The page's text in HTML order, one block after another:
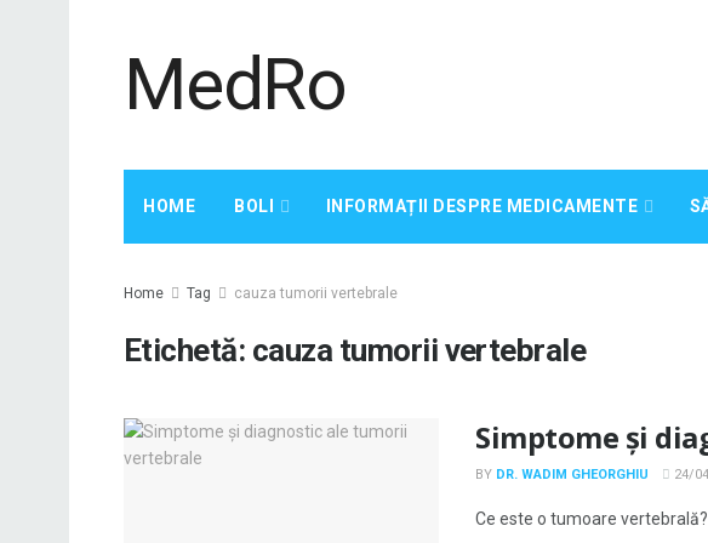
MedRo
HOME BOLI INFORMAȚII DESPRE MEDICAMENTE
Home Tag cauza tumorii vertebrale
Etichetă: cauza tumorii vertebrale
Simptome și
BY DR. WADIM GHEORGHIU 24/
Ce este o tumoare